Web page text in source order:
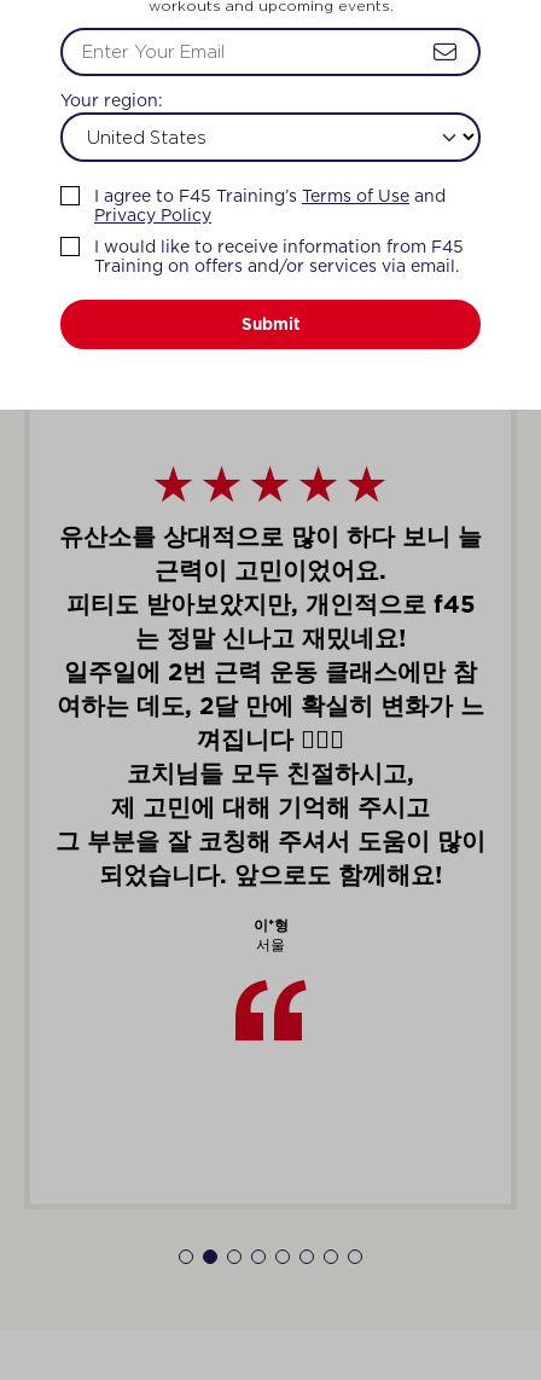
F45 커뮤니티의 사랑을 느껴보세요
F45 커뮤니티멤버 후
기
하다 보니 늘
인적으로 f45
래스에만 참
실히 변화가 느
해 주시고
서 도움이 많이
함께해요!
저는 내향적인편
F45를 다닐지 한참을 고
개인 PT, 필라테스, 수영,
등 다양한운동을 해봤지
게 하고 있는 운동이
프사오 다니고 체력이 진
도 잘자고덜 예민해지는
삶의 활력을 되찾았
매일 사진이랑 영상도 찍
아봤을 때
workouts and upcoming events.
Your region:
I agree to F45 Training’s Terms of Use and
Privacy Policy
I would like to receive information from F45
Training on offers and/or services via email.
Submit